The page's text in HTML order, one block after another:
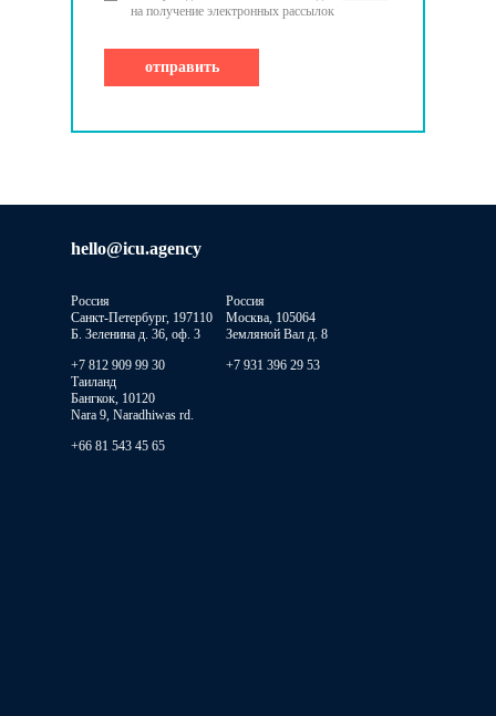
на получение электронных рассылок
hello@icu.agency
Россия
Санкт-Петербург, 197110
Б. Зеленина д. 36, оф. 3
+7 812 909 99 30
Россия
Москва, 105064
Земляной Вал д. 8
+7 931 396 29 53
Таиланд
Бангкок, 10120
Nara 9, Naradhiwas rd.
+66 81 543 45 65